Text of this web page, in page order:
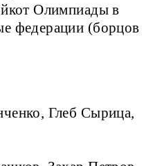
Олимпиады в
федерации (борцов
Глеб Сырица,